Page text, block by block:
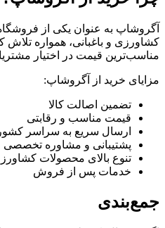
آگروشاپ به عنوان یکی از
کشاورزی و باغبانی، همواره تلاش
مناسب‌ترین قیمت در اختیار
مزایای خرید از آگروشاپ:
تضمین اصالت کالا
قیمت مناسب و رقابتی
ارسال سریع به سراسر کشور
پشتیبانی و مشاوره تخصصی
تنوع بالای محصولات
خدمات پس از فروش
جمع‌بندی